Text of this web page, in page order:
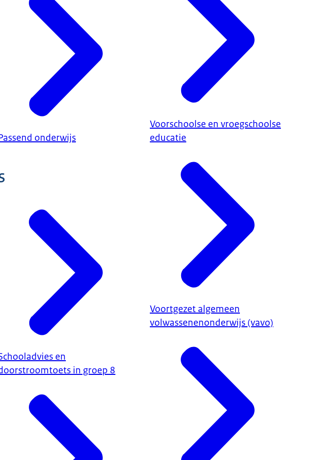
onderwijs
en
in groep 8
Voorschoolse en vroegschoolse
educatie
Voortgezet algemeen
volwassenenonderwijs (vavo)